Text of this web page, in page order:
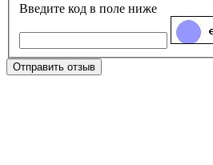
Введите код в поле ниже
Отправить отзыв